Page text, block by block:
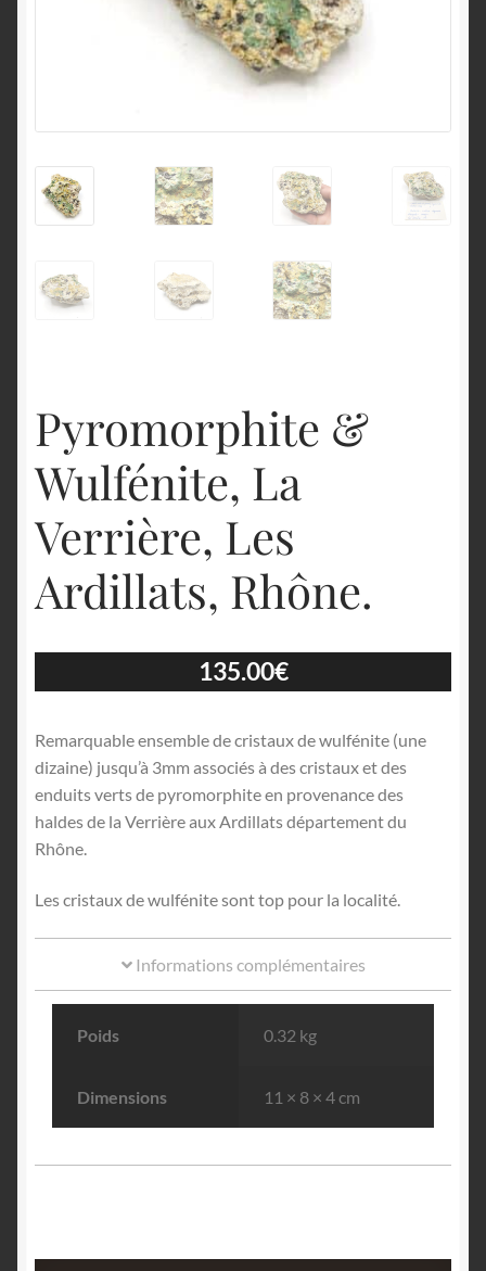
Pyromorphite &
Wulfénite, La
Verrière, Les
Ardillats, Rhône.
135.00€
Remarquable ensemble de cristaux de wulfénite (une
dizaine) jusqu’à 3mm associés à des cristaux et des
enduits verts de pyromorphite en provenance des
haldes de la Verrière aux Ardillats département du
Rhône.
Les cristaux de wulfénite sont top pour la localité.
Informations complémentaires
Poids 0.32 kg
Dimensions 11 × 8 × 4 cm